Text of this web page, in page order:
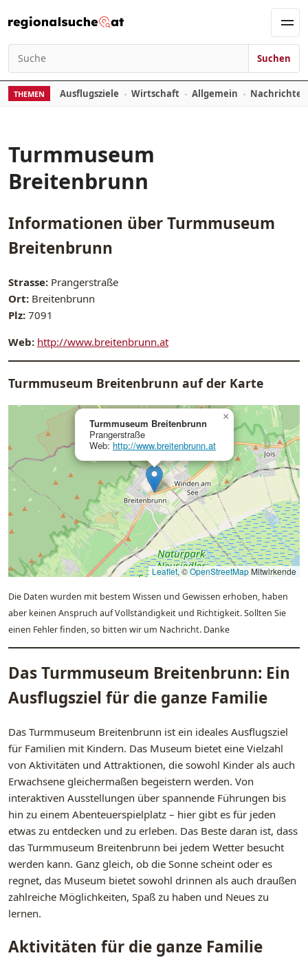
Suchen nach:
Suchen
THEMEN Ausflugsziele Wirtschaft Allgemein
Turmmuseum
Breitenbrunn
Informationen überTurmmuseum
Breitenbrunn
Strasse: Prangerstraße
Ort: Breitenbrunn
Plz: 7091
Web: http://www.breitenbrunn.at
Turmmuseum Breitenbrunn auf der Karte
Turmmuseum Breitenbrunn
Prangerstraße
Web: http://www.breitenbrunn.at
×
Leaflet, ©OpenStreetMapMitwirkende
Die Daten wurden mit bestem Wissen und Gewissen erhoben, haben
aber keinen Anspruch auf Vollständigkeit und Richtigkeit. Sollten Sie
einen Fehler finden, so bitten wir um Nachricht. Danke
Das Turmmuseum Breitenbrunn: Ein
Ausflugsziel für die ganze Familie
Das Turmmuseum Breitenbrunn ist ein ideales Ausflugsziel
für Familien mit Kindern. Das Museum bietet eine Vielzahl
von Aktivitäten und Attraktionen, die sowohl Kinder als auch
Erwachsene gleichermaßen begeistern werden. Von
interaktiven Ausstellungen über spannende Führungen bis
hin zu einem Abenteuerspielplatz – hier gibt es für jeden
etwas zu entdecken und zu erleben. Das Beste daran ist, dass
das Turmmuseum Breitenbrunn bei jedem Wetter besucht
werden kann. Ganz gleich, ob die Sonne scheint oder es
regnet, das Museum bietet sowohl drinnen als auch draußen
zahlreiche Möglichkeiten, Spaß zu haben und Neues zu
lernen.
Aktivitäten für die ganze Familie